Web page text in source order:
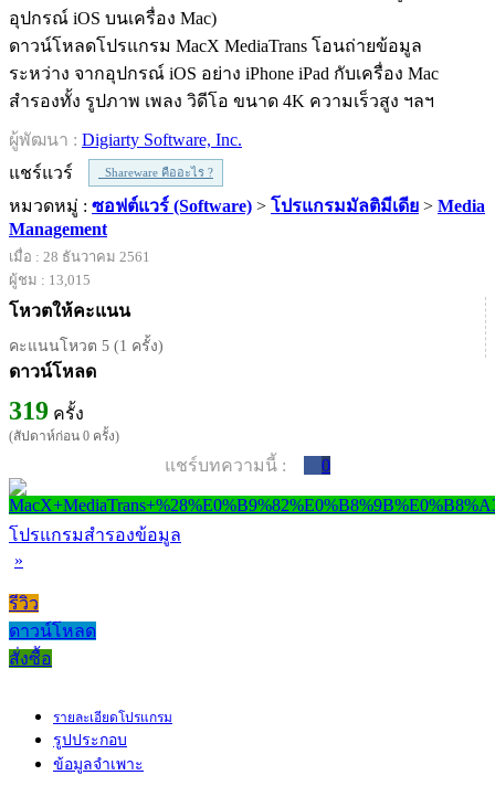
ดาวน์โหลดโปรแกรม MacX MediaTrans โอนถ่ายข้อมูล
ระหว่าง จากอุปกรณ์ iOS อย่าง iPhone iPad กับเครื่อง Mac
สำรองทั้ง รูปภาพ เพลง วิดีโอ ขนาด 4K ความเร็วสูง ฯลฯ
ผู้พัฒนา : Digiarty Software, Inc.
แชร์แวร์
Shareware คืออะไร ?
หมวดหมู่ : ซอฟต์แวร์ (Software) > โปรแกรมมัลติมีเดีย > Media
Management
เมื่อ : 28 ธันวาคม 2561
ผู้ชม : 13,015
โหวตให้คะแนน
คะแนนโหวต 5 (1 ครั้ง)
ดาวน์โหลด
319 ครั้ง
(สัปดาห์ก่อน 0 ครั้ง)
แชร์บทความนี้ : 0
โปรแกรมสำรองข้อมูล
»
รีวิว
ดาวน์โหลด
สั่งซื้อ
รายละเอียดโปรแกรม
รูปประกอบ
ข้อมูลจำเพาะ